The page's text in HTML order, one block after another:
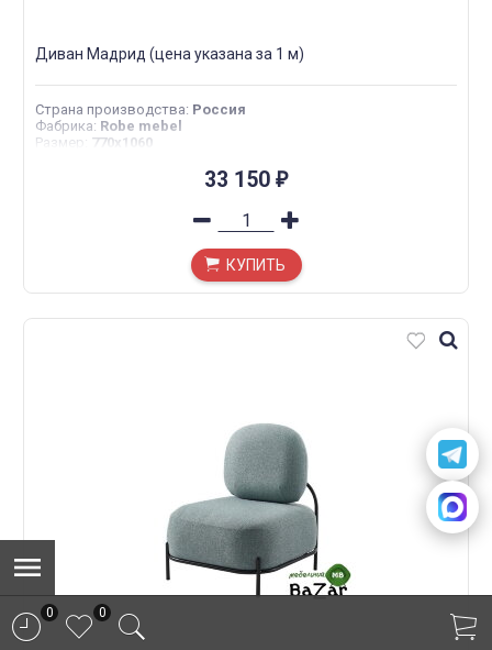
Диван Мадрид (цена указана за 1 м)
Страна производства: Россия
Фабрика: Robe mebel
Размер : 770х1060
33 150 ₽
КУПИТЬ
0 0